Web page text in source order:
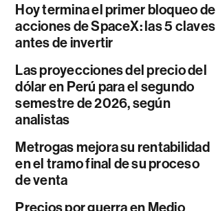
Hoy termina el primer bloqueo de
acciones de SpaceX: las 5 claves
antes de invertir
Las proyecciones del precio del
dólar en Perú para el segundo
semestre de 2026, según
analistas
Metrogas mejora su rentabilidad
en el tramo final de su proceso
de venta